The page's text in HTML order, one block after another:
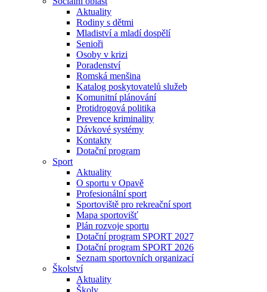
Aktuality
Rodiny s dětmi
Mladiství a mladí dospělí
Senioři
Osoby v krizi
Poradenství
Romská menšina
Katalog poskytovatelů služeb
Komunitní plánování
Protidrogová politika
Prevence kriminality
Dávkové systémy
Kontakty
Dotační program
Sport
Aktuality
O sportu v Opavě
Profesionální sport
Sportoviště pro rekreační sport
Mapa sportovišť
Plán rozvoje sportu
Dotační program SPORT 2027
Dotační program SPORT 2026
Seznam sportovních organizací
Školství
Aktuality